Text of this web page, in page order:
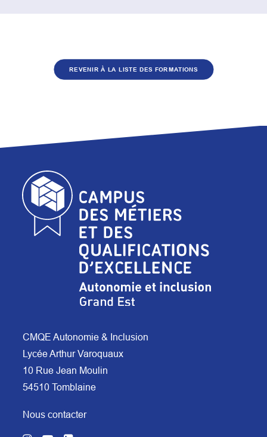
REVENIR À LA LISTE DES FORMATIONS
CMQE Autonomie & Inclusion
Lycée Arthur Varoquaux
10 Rue Jean Moulin
54510 Tomblaine
Nous contacter